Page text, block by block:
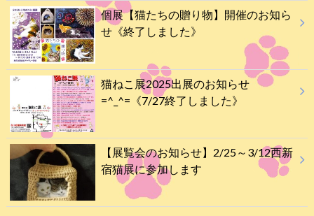
個展【猫たちの贈り物】開催のお知ら
せ《終了しました》
猫ねこ展2025出展のお知らせ
=^_^=《7/27終了しました》
【展覧会のお知らせ】2/25～3/12西新
宿猫展に参加します